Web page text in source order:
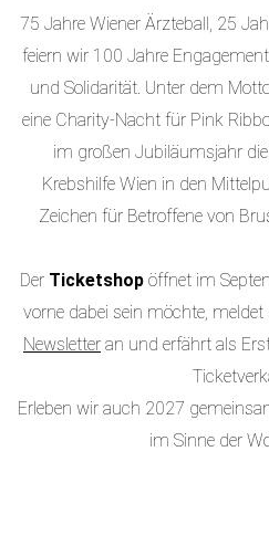
75 Jahre Wiener Ärzteball, 25
feiern wir 100 Jahre
und Solidarität. Unter dem
eine Charity-Nacht für Pink
im großen Jubiläumsjahr
Krebshilfe Wien in den
Zeichen für Betroffene von
Der Ticketshop öffnet im
vorne dabei sein möchte,
Newsletter an und erfährt als
Erleben wir auch 2027
im Sinne der